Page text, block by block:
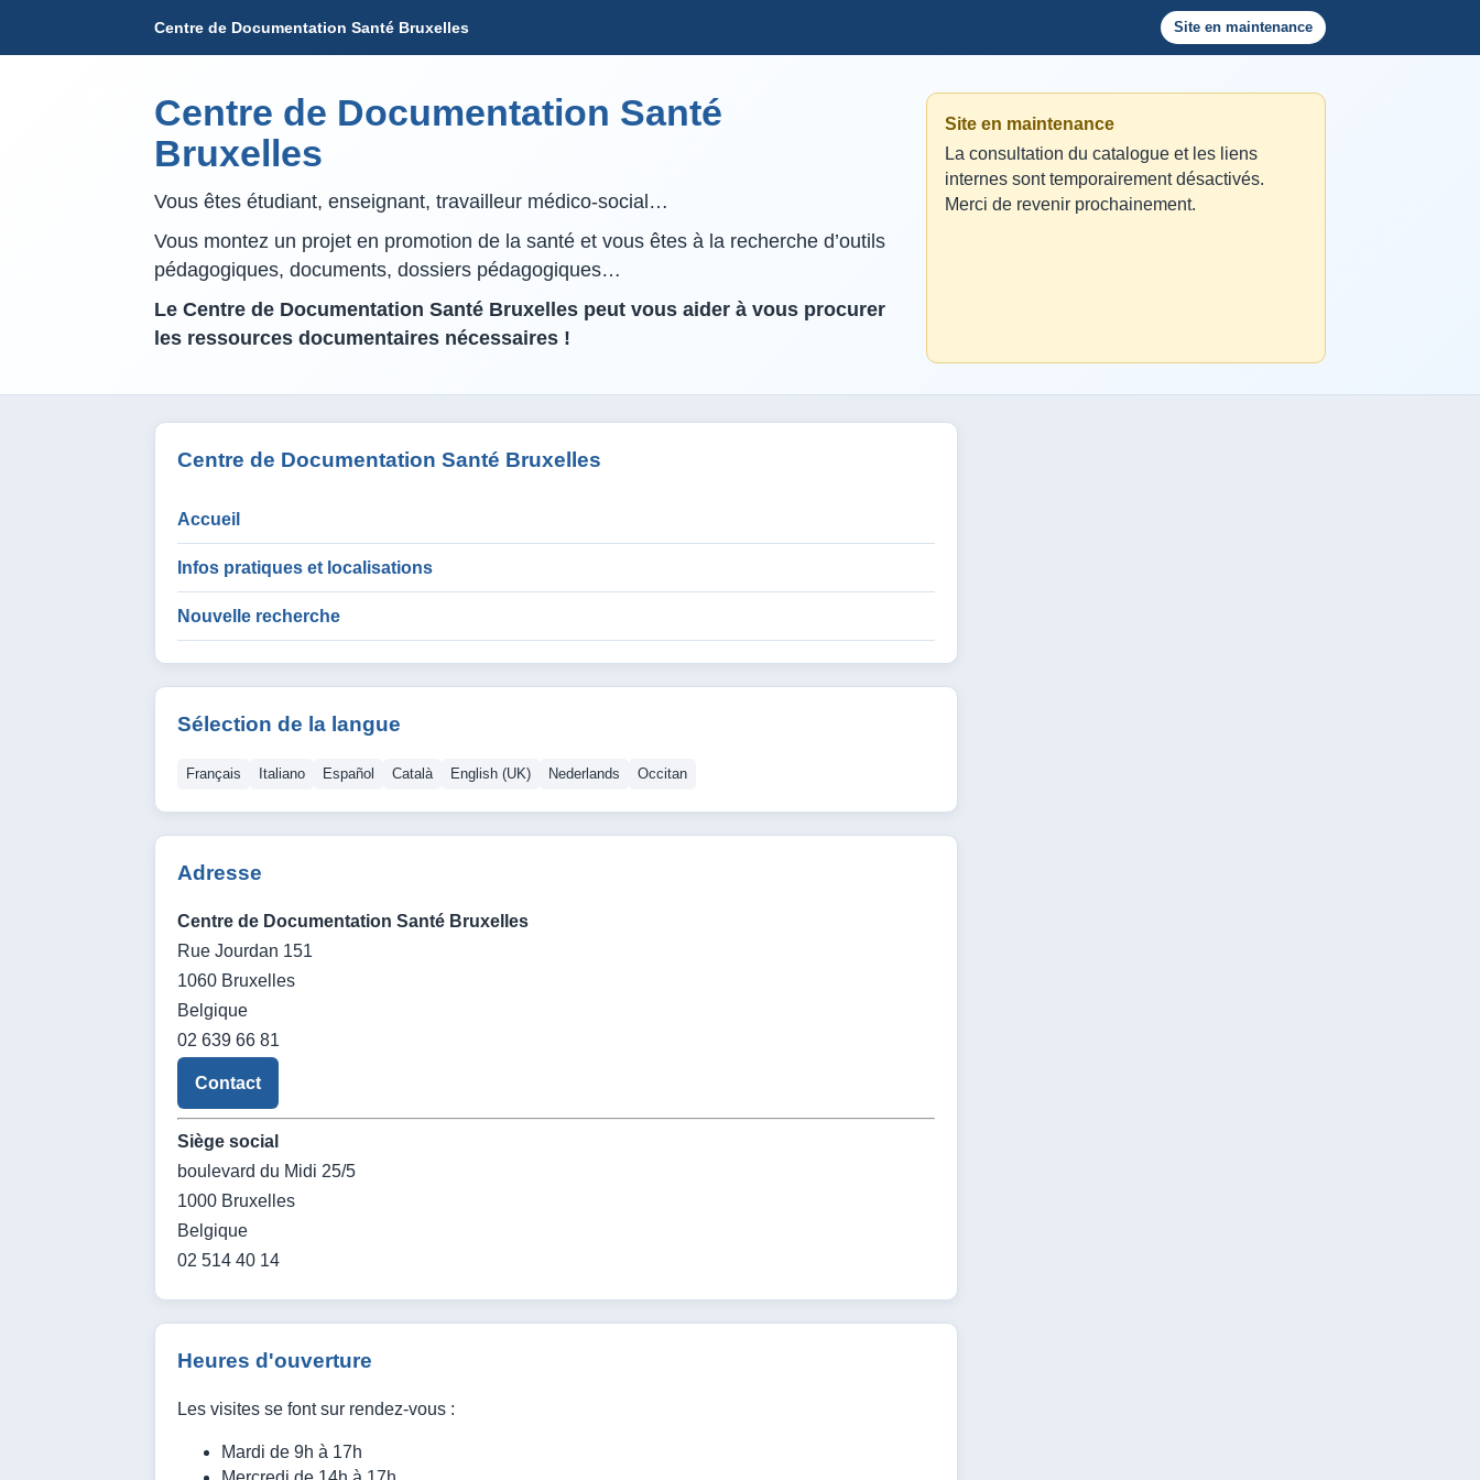
Centre de Documentation Santé Bruxelles Site en maintenance
Centre de Documentation Santé
Bruxelles
Vous êtes étudiant, enseignant, travailleur médico-social…
Vous montez un projet en promotion de la santé et vous êtes à la recherche d’outils
pédagogiques, documents, dossiers pédagogiques…
Le Centre de Documentation Santé Bruxelles peut vous aider à vous procurer
les ressources documentaires nécessaires !
Site en maintenance
La consultation du catalogue et les liens
internes sont temporairement désactivés.
Merci de revenir prochainement.
Centre de Documentation Santé Bruxelles
Accueil
Infos pratiques et localisations
Nouvelle recherche
Sélection de la langue
Français Italiano Español Català English (UK) Nederlands Occitan
Adresse
Centre de Documentation Santé Bruxelles
Rue Jourdan 151
1060 Bruxelles
Belgique
02 639 66 81
Contact
Siège social
boulevard du Midi 25/5
1000 Bruxelles
Belgique
02 514 40 14
Heures d'ouverture
Les visites se font sur rendez-vous :
Mardi de 9h à 17h